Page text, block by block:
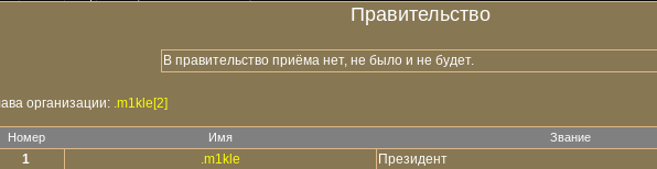
Правительство
В правительство приёма нет, не было и не будет.
организации: .m1kle[2]
Номер Имя Звание
1 .m1kle
Президент